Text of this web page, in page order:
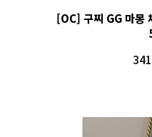
[OC] 구찌 GG 마몽